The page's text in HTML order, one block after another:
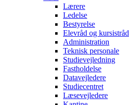
Lærere
Ledelse
Bestyrelse
Elevråd og kursistråd
Administration
Teknisk personale
Studievejledning
Fastholdelse
Datavejledere
Studiecentret
Læsevejledere